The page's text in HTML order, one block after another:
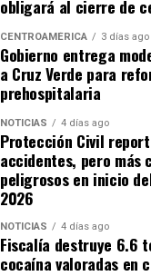
obligará al cierre de
CENTROAMÉRICA 3 días ago
Gobierno entrega
a Cruz Verde para
prehospitalaria
NOTICIAS 4 días ago
Protección Civil
accidentes, pero más
peligrosos en inicio
2026
NOTICIAS 4 días ago
Fiscalía destruye 6.6
cocaína valoradas en